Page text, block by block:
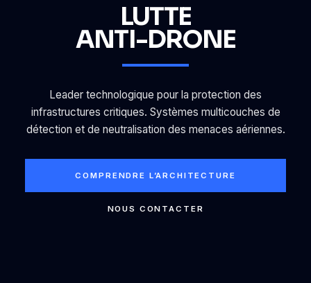
LUTTE
ANTI-DRONE
Leader technologique pour la protection des
infrastructures critiques. Systèmes multicouches de
détection et de neutralisation des menaces aériennes.
COMPRENDRE L’ARCHITECTURE
NOUS CONTACTER